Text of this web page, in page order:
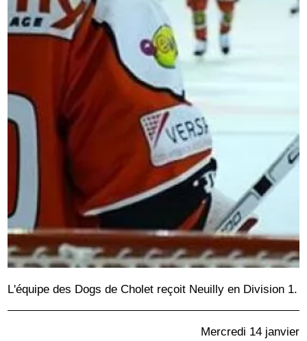
L'équipe des Dogs de Cholet reçoit Neuilly en Division 1.
Mercredi 14 janvier